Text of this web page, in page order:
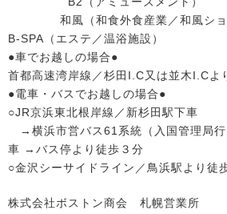
和風（和食外食産業／和風ショッ
B-SPA（エステ／温浴施設）
●車でお越しの場合●
首都高速湾岸線／杉田I.C又は並木I.Cよ
●電車・バスでお越しの場合●
○JR京浜東北根岸線／新杉田駅下車
→横浜市営バス61系統（入国管理局行
車 →バス停より徒歩３分
○金沢シーサイドライン／鳥浜駅より徒
株式会社ボストン商会 札幌営業所